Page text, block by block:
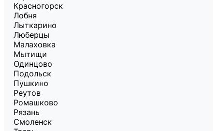
Красногорск
Лобня
Лыткарино
Люберцы
Малаховка
Мытищи
Одинцово
Подольск
Пушкино
Реутов
Ромашково
Рязань
Смоленск